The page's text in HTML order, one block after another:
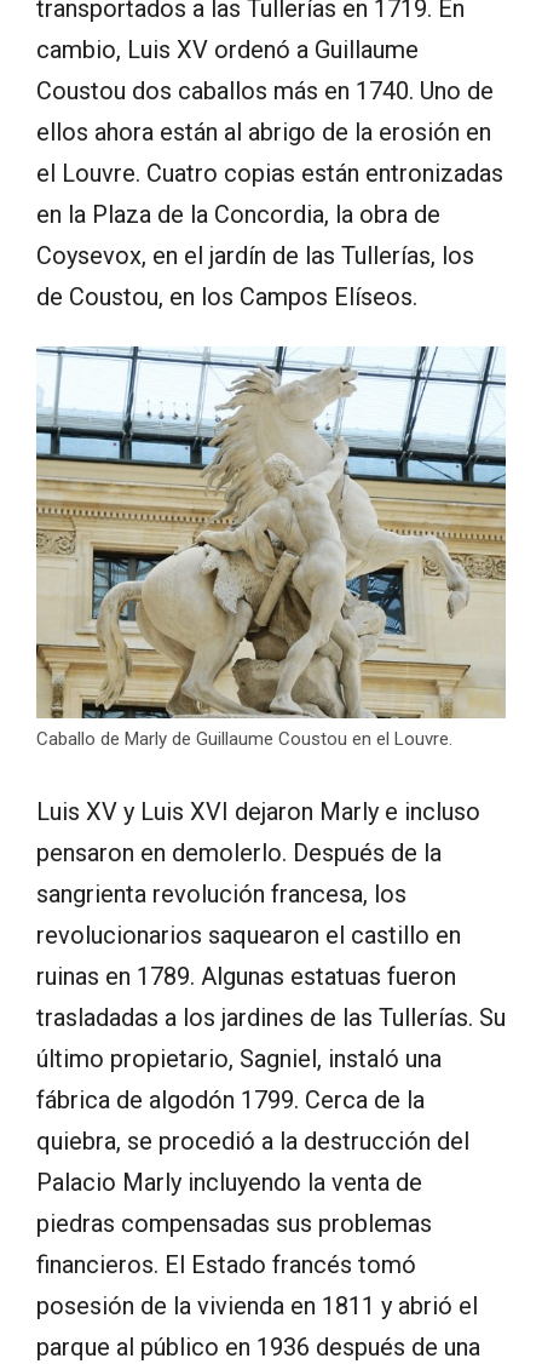
transportados a las Tullerías en 1719. En
cambio, Luis XV ordenó a Guillaume
Coustou dos caballos más en 1740. Uno de
ellos ahora están al abrigo de la erosión en
el Louvre. Cuatro copias están entronizadas
en la Plaza de la Concordia, la obra de
Coysevox, en el jardín de las Tullerías, los
de Coustou, en los Campos Elíseos.
Caballo de Marly de Guillaume Coustou en el Louvre.
Luis XV y Luis XVI dejaron Marly e incluso
pensaron en demolerlo. Después de la
sangrienta revolución francesa, los
revolucionarios saquearon el castillo en
ruinas en 1789. Algunas estatuas fueron
trasladadas a los jardines de las Tullerías. Su
último propietario, Sagniel, instaló una
fábrica de algodón 1799. Cerca de la
quiebra, se procedió a la destrucción del
Palacio Marly incluyendo la venta de
piedras compensadas sus problemas
financieros. El Estado francés tomó
posesión de la vivienda en 1811 y abrió el
parque al público en 1936 después de una